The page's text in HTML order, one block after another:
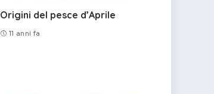
Origini del pesce d’Aprile
11 anni fa